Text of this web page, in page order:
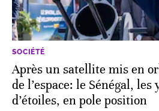
SOCIÉTÉ
Après un satellite mis en
de l’espace: le Sénégal,
d’étoiles, en pole position